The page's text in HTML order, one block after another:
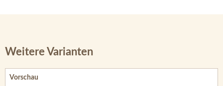
Weitere Varianten